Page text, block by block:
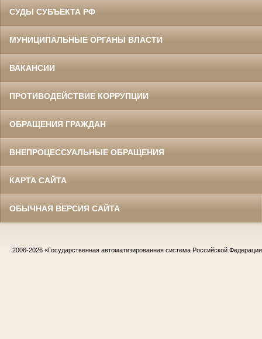
СУДЫ СУБЪЕКТА РФ
МУНИЦИПАЛЬНЫЕ ОРГАНЫ ВЛАСТИ
ВАКАНСИИ
ПРОТИВОДЕЙСТВИЕ КОРРУПЦИИ
ОБРАЩЕНИЯ ГРАЖДАН
ВНЕПРОЦЕССУАЛЬНЫЕ ОБРАЩЕНИЯ
КАРТА САЙТА
ОБЫЧНАЯ ВЕРСИЯ САЙТА
2006-2026 «Государственная автоматизированная система Российской